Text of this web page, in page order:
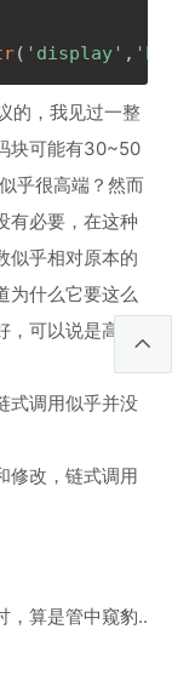
( 'display' ,
的，我见过一整
块可能有30~50
乎很高端？然而
有必要，在这种
似乎相对原本的
为什么它要这么
可以说是高度
式调用似乎并没
修改，链式调用
，算是管中窥豹..